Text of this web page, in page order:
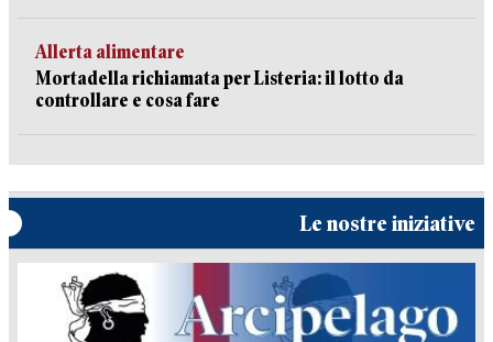
Allerta alimentare
Mortadella richiamata per Listeria: il lotto da
controllare e cosa fare
Le nostre iniziative